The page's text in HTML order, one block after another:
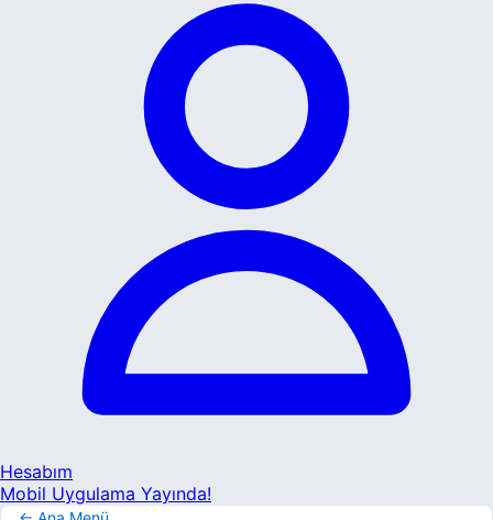
Hesabım
Mobil Uygulama Yayında!